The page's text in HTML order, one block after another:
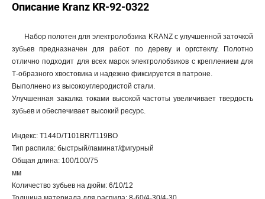
Описание Kranz KR-92-0322
Набор полотен для электролобзика KRANZ с улучшенной заточкой
зубьев предназначен для работ по дереву и оргстеклу. Полотно
отлично подходит для всех марок электролобзиков с креплением для
Т-образного хвостовика и надежно фиксируется в патроне.
Выполнено из высокоуглеродистой стали.
Улучшенная закалка токами высокой частоты увеличивает твердость
зубьев и обеспечивает высокий ресурс.
Индекс: T144D/T101BR/T119BO
Тип распила: быстрый/ламинат/фигурный
Общая длина: 100/100/75
мм
Количество зубьев на дюйм: 6/10/12